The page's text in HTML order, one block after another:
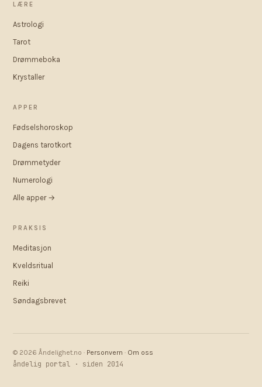
LÆRE
Astrologi
Tarot
Drømmeboka
Krystaller
APPER
Fødselshoroskop
Dagens tarotkort
Drømmetyder
Numerologi
Alle apper →
PRAKSIS
Meditasjon
Kveldsritual
Reiki
Søndagsbrevet
© 2026 Åndelighet.no · Personvern · Om oss
åndelig portal · siden 2014